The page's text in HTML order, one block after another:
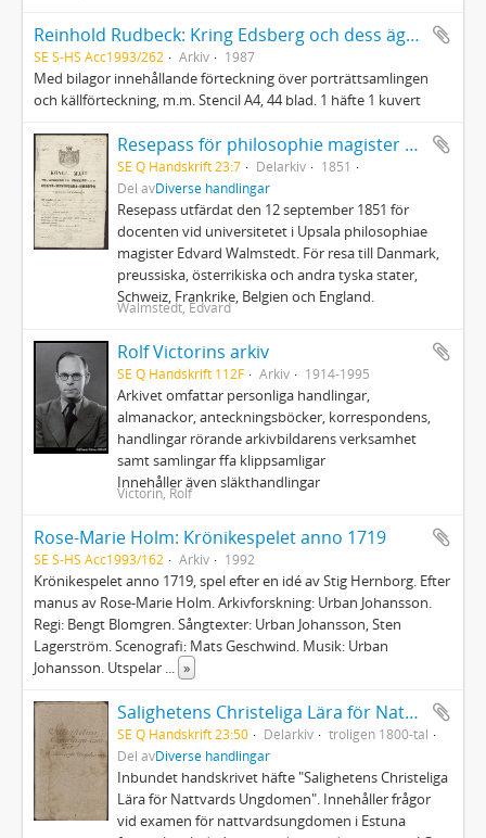
Reinhold Rudbeck: Kring Edsberg och dess ägare : Anteckningar för ett föredrag
SE S-HS Acc1993/262 Arkiv 1987
Med bilagor innehållande förteckning över porträttsamlingen
och källförteckning, m.m. Stencil A4, 44 blad. 1 häfte 1 kuvert
Resepass för philosophie magister Edvard Walmstedt
SE Q Handskrift 23:7 Delarkiv
1851
Del avDiverse handlingar
Resepass utfärdat den 12 september 1851 för
docenten vid universitetet i Upsala philosophiae
magister Edvard Walmstedt. För resa till Danmark,
preussiska, österrikiska och andra tyska stater,
Schweiz, Frankrike, Belgien och England.
Walmstedt, Edvard
Rolf Victorins arkiv
SE Q Handskrift 112F Arkiv 1914-1995
Arkivet omfattar personliga handlingar,
almanackor, anteckningsböcker, korrespondens,
handlingar rörande arkivbildarens verksamhet
samt samlingar ffa klippsamligar
Innehåller även släkthandlingar
Victorin, Rolf
Rose-Marie Holm: Krönikespelet anno 1719
SE S-HS Acc1993/162 Arkiv 1992
Krönikespelet anno 1719, spel efter en idé av Stig Hernborg. Efter
manus av Rose-Marie Holm. Arkivforskning: Urban Johansson.
Regi: Bengt Blomgren. Sångtexter: Urban Johansson, Sten
Lagerström. Scenografi: Mats Geschwind. Musik: Urban
Johansson. Utspelar ... »
Salighetens Christeliga Lära för Nattvards Ungdomen
SE Q Handskrift 23:50 Delarkiv
troligen 1800-tal
Del avDiverse handlingar
Inbundet handskrivet häfte "Salighetens Christeliga
Lära för Nattvards Ungdomen". Innehåller frågor
vid examen för nattvardsungdomen i Estuna